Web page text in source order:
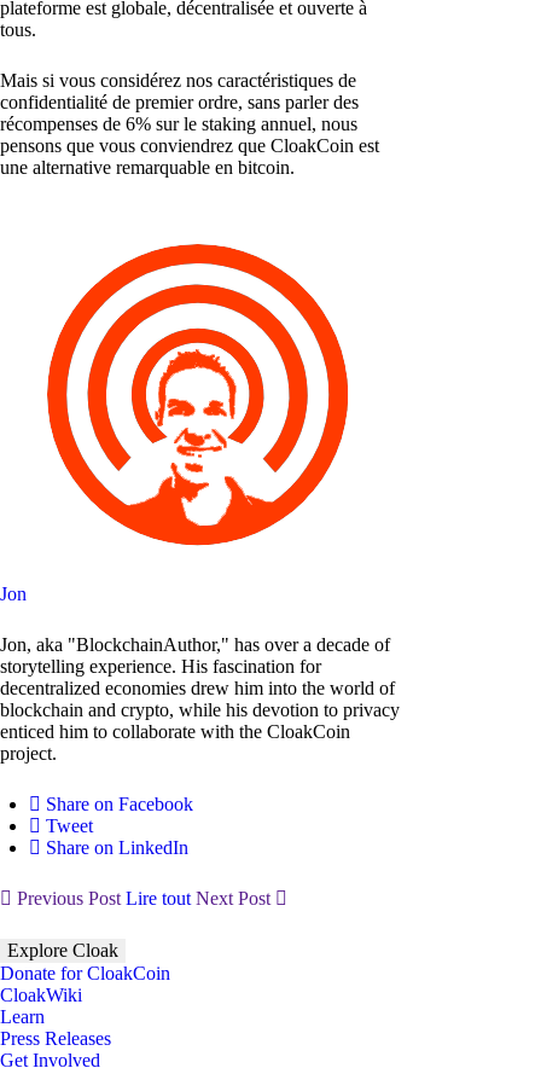
plateforme est globale, décentralisée et ouverte à
tous.
Mais si vous considérez nos caractéristiques de
confidentialité de premier ordre, sans parler des
récompenses de 6% sur le staking annuel, nous
pensons que vous conviendrez que CloakCoin est
une alternative remarquable en bitcoin.
Jon
Jon, aka "BlockchainAuthor," has over a decade of
storytelling experience. His fascination for
decentralized economies drew him into the world of
blockchain and crypto, while his devotion to privacy
enticed him to collaborate with the CloakCoin
project.
Share on Facebook
Tweet
Share on LinkedIn
Previous Post Lire tout Next Post
Explore Cloak
Donate for CloakCoin
CloakWiki
Learn
Press Releases
Get Involved